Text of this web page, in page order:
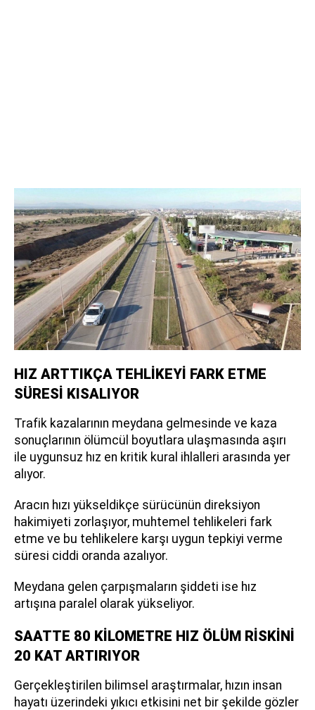
HIZ ARTTIKÇA TEHLİKEYİ FARK ETME
SÜRESİ KISALIYOR
Trafik kazalarının meydana gelmesinde ve kaza
sonuçlarının ölümcül boyutlara ulaşmasında aşırı
ile uygunsuz hız en kritik kural ihlalleri arasında yer
alıyor.
Aracın hızı yükseldikçe sürücünün direksiyon
hakimiyeti zorlaşıyor, muhtemel tehlikeleri fark
etme ve bu tehlikelere karşı uygun tepkiyi verme
süresi ciddi oranda azalıyor.
Meydana gelen çarpışmaların şiddeti ise hız
artışına paralel olarak yükseliyor.
SAATTE 80 KİLOMETRE HIZ ÖLÜM RİSKİNİ
20 KAT ARTIRIYOR
Gerçekleştirilen bilimsel araştırmalar, hızın insan
hayatı üzerindeki yıkıcı etkisini net bir şekilde gözler